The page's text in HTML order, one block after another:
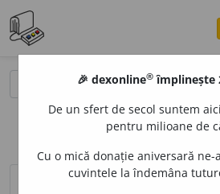
sinteza definițiilor (2) definiții (5)
🎉 dexonline® împlinește
De un sfert de secol suntem
pentru milioane de
Cu o mică donație aniversară
cuvintele la îndemâna